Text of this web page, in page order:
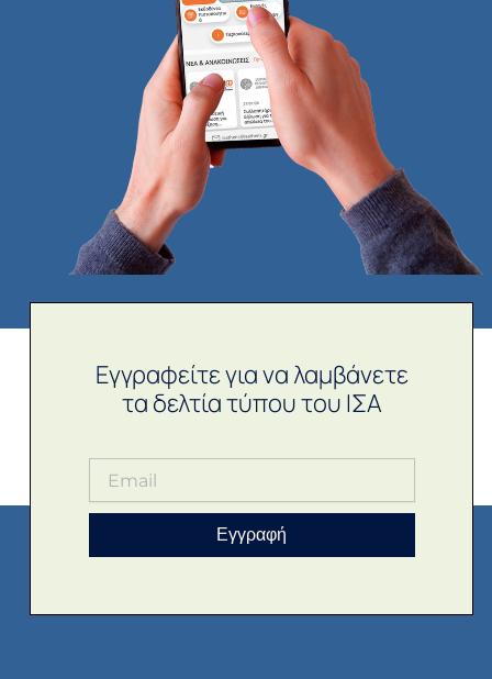
Εγγραφείτε για να λαμβάνετε
τα δελτία τύπου του ΙΣΑ
Εγγραφή